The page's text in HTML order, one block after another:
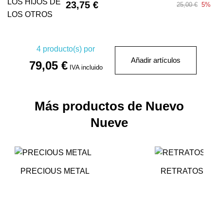
23,75 € 25,00 € 5%
4 producto(s) por
79,05 € IVA incluido
Añadir artículos
Más productos de Nuevo
Nueve
PRECIOUS METAL RETRATOS